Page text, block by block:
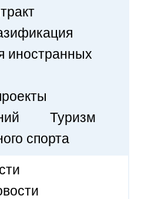
иностранных
Туризм
спорта